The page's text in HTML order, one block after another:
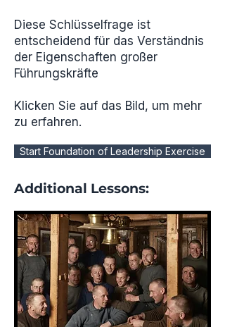
Diese Schlüsselfrage ist
entscheidend für das Verständnis
der Eigenschaften großer
Führungskräfte
Klicken Sie auf das Bild, um mehr
zu erfahren.
Start Foundation of Leadership Exercise
Additional Lessons: